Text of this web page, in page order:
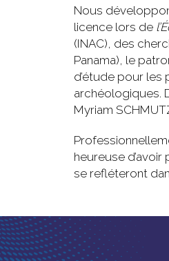
Nous
licence lors de
(INAC), des
Panama), le
d’étude pour les
archéologiques.
Myriam
heureuse
se refléteront